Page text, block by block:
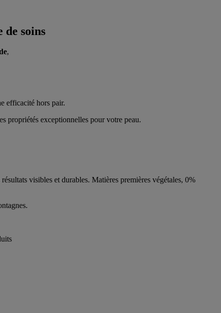
soins
,
efficacité hors pair.
propriétés exceptionnelles pour votre peau.
visibles et durables. Matières premières végétales, 0%